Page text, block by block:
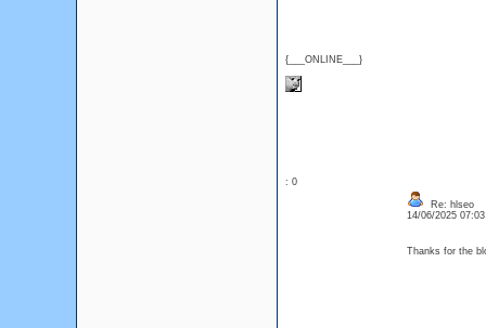
{___ONLINE___}
: 0
Re: hlseo
14/06/2025
Thanks for the